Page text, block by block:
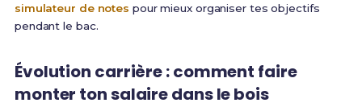
simulateur de notes pour mieux organiser tes objectifs
pendant le bac.
Évolution carrière : comment faire
monter ton salaire dans le bois